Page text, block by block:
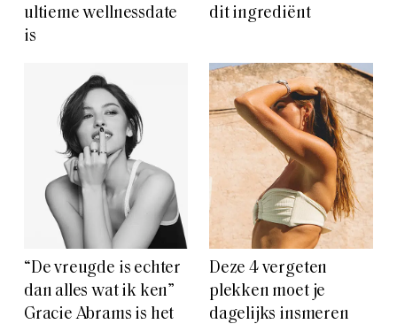
ultieme wellnessdate
is
dit ingrediënt
“De vreugde is echter
dan alles wat ik ken”
Gracie Abrams is het
Deze 4 vergeten
plekken moet je
dagelijks insmeren